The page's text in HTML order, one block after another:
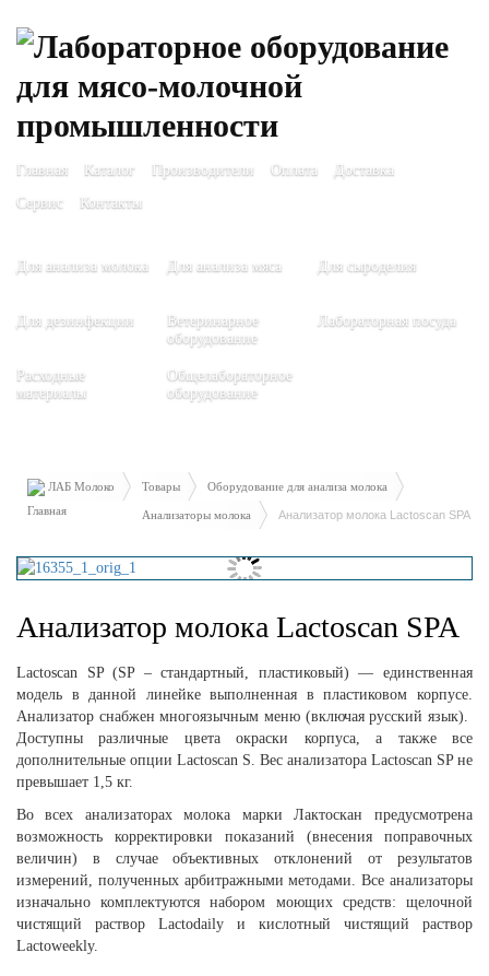
Главная Каталог Производители Оплата
Доставка
Сервис
Контакты
Для анализа молока Для анализа мяса Для сыроделия
Для дезинфекции
Ветеринарное
оборудование
Лабораторная посуда
Расходные
материалы
Общелабораторное
оборудование
ЛАБ Молоко Товары Оборудование для анализа молока
Анализаторы молока Анализатор молока Lactoscan SPA
Анализатор молока Lactoscan SPA
Lactoscan SP (SP – стандартный, пластиковый) — единственная
модель в данной линейке выполненная в пластиковом корпусе.
Анализатор снабжен многоязычным меню (включая русский язык).
Доступны различные цвета окраски корпуса, а также все
дополнительные опции Lactoscan S. Вес анализатора Lactoscan SP не
превышает 1,5 кг.
Во всех анализаторах молока марки Лактоскан предусмотрена
возможность корректировки показаний (внесения поправочных
величин) в случае объективных отклонений от результатов
измерений, полученных арбитражными методами. Все анализаторы
изначально комплектуются набором моющих средств: щелочной
чистящий раствор Lactodaily и кислотный чистящий раствор
Lactoweekly.